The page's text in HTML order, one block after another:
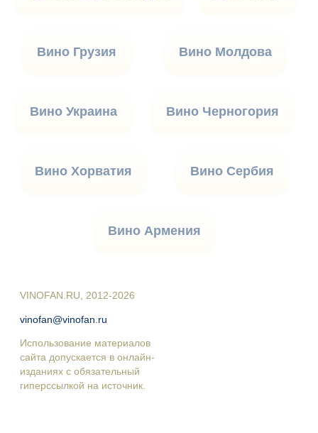
Вино Грузия Вино Молдова
Вино Украина Вино Черногория
Вино Хорватия Вино Сербия
Вино Армения
VINOFAN.RU, 2012-2026
vinofan@vinofan.ru
Использование материалов
сайта допускается в онлайн-
изданиях с обязательный
гиперссылкой на источник.